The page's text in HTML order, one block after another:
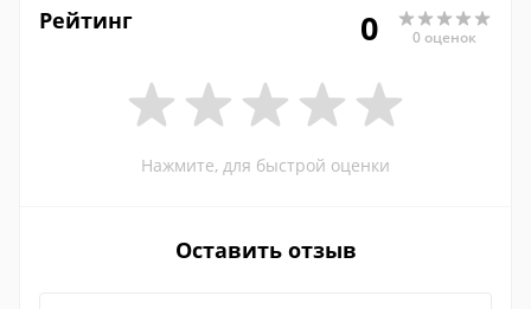
Рейтинг 0 0 оценок
Нажмите, для быстрой оценки
Оставить отзыв